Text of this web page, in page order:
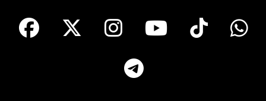
facebook Instagram
Youtube
Tik